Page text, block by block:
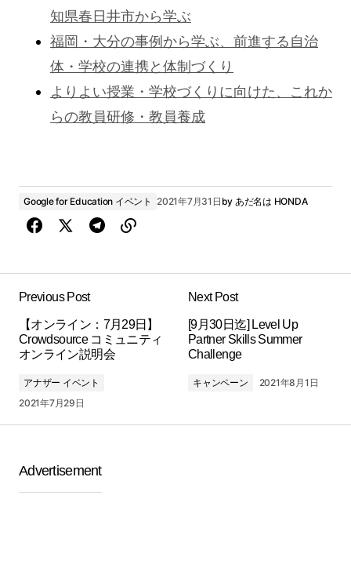
知県春日井市から学ぶ
福岡・大分の事例から学ぶ、前進する自治
体・学校の連携と体制づくり
よりよい授業・学校づくりに向けた、これか
らの教員研修・教員養成
Google for Education イベント 2021年7月31日 by あだ名は HONDA
Previous Post
【オンライン：7月29日】
Crowdsource コミュニティ
オンライン説明会
アナザー イベント
2021年7月29日
Next Post
[9月30日迄] Level Up
Partner Skills Summer
Challenge
キャンペーン 2021年8月1日
Advertisement